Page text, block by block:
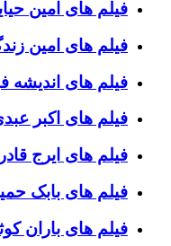
فیلم های امین
فیلم های امین
فیلم های اندیشه
فیلم های اکبر
فیلم های ایرج
فیلم های بابک
فیلم های باران